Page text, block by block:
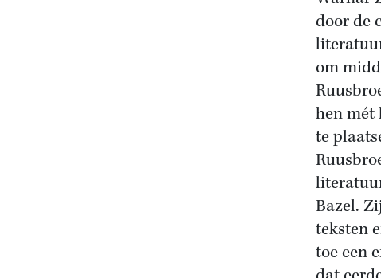
door de
om
hen mét
te
Bazel.
teksten
toe een